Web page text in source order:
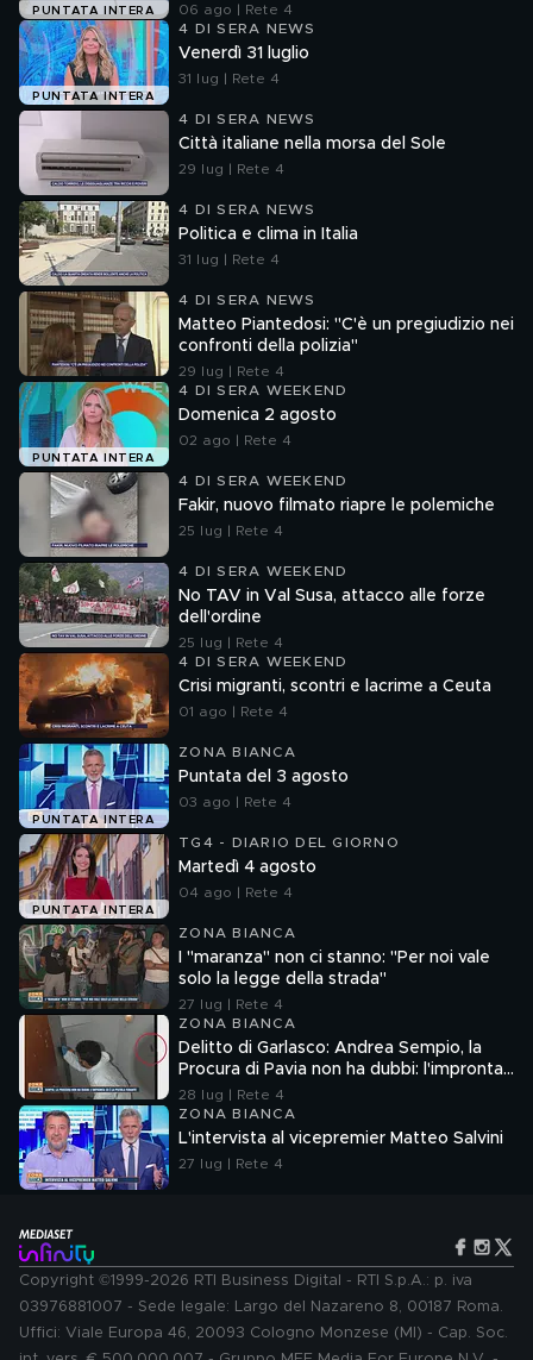
PUNTATA INTERA 06 ago | Rete 4
PUNTATA INTERA
4 DI SERA NEWS
Venerdì 31 luglio
31 lug | Rete 4
4 DI SERA NEWS
Città italiane nella morsa del Sole
29 lug | Rete 4
4 DI SERA NEWS
Politica e clima in Italia
31 lug | Rete 4
4 DI SERA NEWS
Matteo Piantedosi: "C'è un pregiudizio nei
confronti della polizia"
29 lug | Rete 4
PUNTATA INTERA
4 DI SERA WEEKEND
Domenica 2 agosto
02 ago | Rete 4
4 DI SERA WEEKEND
Fakir, nuovo filmato riapre le polemiche
25 lug | Rete 4
4 DI SERA WEEKEND
No TAV in Val Susa, attacco alle forze
dell'ordine
25 lug | Rete 4
4 DI SERA WEEKEND
Crisi migranti, scontri e lacrime a Ceuta
01 ago | Rete 4
PUNTATA INTERA
ZONA BIANCA
Puntata del 3 agosto
03 ago | Rete 4
PUNTATA INTERA
TG4 - DIARIO DEL GIORNO
Martedì 4 agosto
04 ago | Rete 4
ZONA BIANCA
I "maranza" non ci stanno: "Per noi vale
solo la legge della strada"
27 lug | Rete 4
ZONA BIANCA
Delitto di Garlasco: Andrea Sempio, la
Procura di Pavia non ha dubbi: l'impronta
33 è la pistola fumante
28 lug | Rete 4
ZONA BIANCA
L'intervista al vicepremier Matteo Salvini
27 lug | Rete 4
Copyright ©1999-2026 RTI Business Digital - RTI S.p.A.: p. iva
03976881007 - Sede legale: Largo del Nazareno 8, 00187 Roma.
Uffici: Viale Europa 46, 20093 Cologno Monzese (MI) - Cap. Soc.